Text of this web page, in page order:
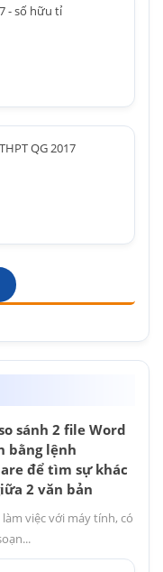
- số hữu tỉ
QG 2017
sánh 2 file Word
bằng lệnh
để tìm sự khác
2 văn bản
làm việc với máy tính, có